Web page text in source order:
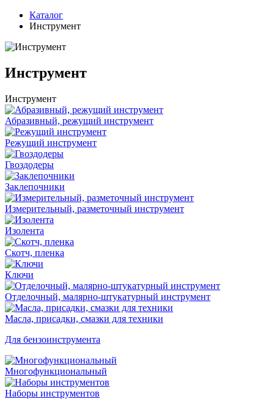
Каталог
Инструмент
Инструмент
Инструмент
Абразивный, режущий инструмент
Режущий инструмент
Гвоздодеры
Заклепочники
Измерительный, разметочный инструмент
Изолента
Скотч, пленка
Ключи
Отделочный, малярно-штукатурный инструмент
Масла, присадки, смазки для техники
Для бензоинструмента
Многофункциональный
Наборы инструментов